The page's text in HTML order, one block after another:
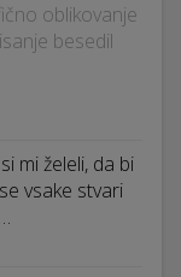
oblikovanje
besedil
mi želeli, da bi
vsake stvari